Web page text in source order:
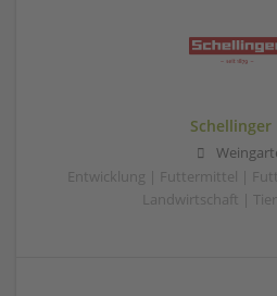
Schellinger
Entwicklung | Futtermittel |
Landwirtschaft |